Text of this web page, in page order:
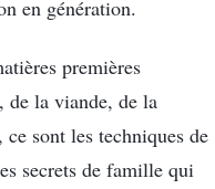
en génération.
premières
de la viande, de la
sont les techniques de
secrets de famille qui